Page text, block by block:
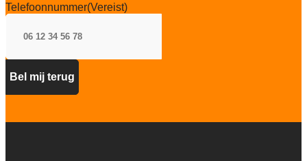
Telefoonnummer(Vereist)